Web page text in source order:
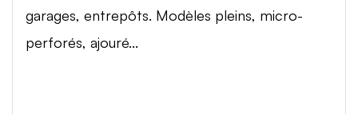
garages, entrepôts. Modèles pleins, micro-
perforés, ajouré...